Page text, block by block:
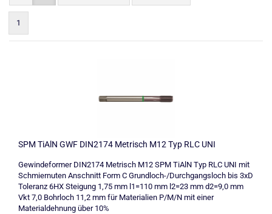
1
SPM TiAlN GWF DIN2174 Metrisch M12 Typ RLC UNI
Gewindeformer DIN2174 Metrisch M12 SPM TiAlN Typ RLC UNI mit
Schmiernuten Anschnitt Form C Grundloch-/Durchgangsloch bis 3xD
Toleranz 6HX Steigung 1,75 mm l1=110 mm l2=23 mm d2=9,0 mm
Vkt 7,0 Bohrloch 11,2 mm für Materialien P/M/N mit einer
Materialdehnung über 10%